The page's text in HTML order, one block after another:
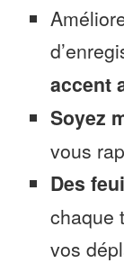
accent
Soyez
vous
Des
chaque
vos